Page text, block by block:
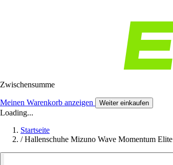
Zwischensumme
Meinen Warenkorb anzeigen Weiter einkaufen
Loading...
Startseite
/ Hallenschuhe Mizuno Wave Momentum Elite